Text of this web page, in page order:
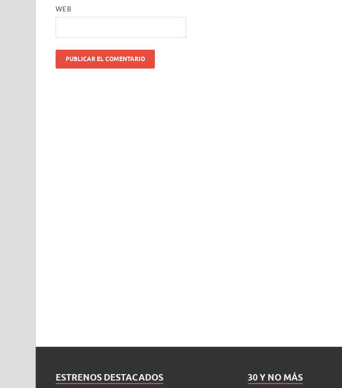
WEB
ESTRENOS DESTACADOS 30 Y NO MÁS